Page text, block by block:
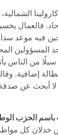
فالعمال
فيه موعد
من الناس
إضافية.
لا أبحث عن
باسم الحزب
خذلان كل